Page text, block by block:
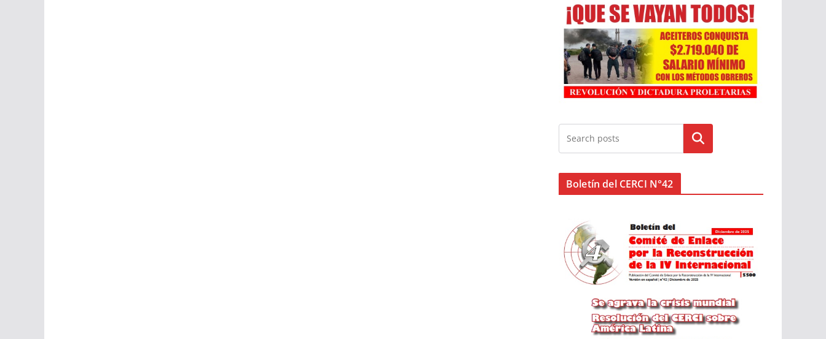
Buscar
Boletín del CERCI N°42